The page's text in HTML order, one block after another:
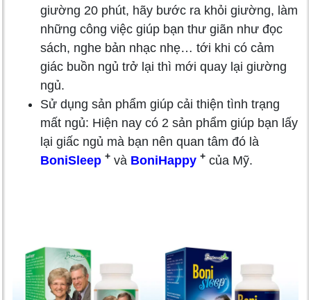
giường 20 phút, hãy bước ra khỏi giường, làm
những công việc giúp bạn thư giãn như đọc
sách, nghe bản nhạc nhẹ… tới khi có cảm
giác buồn ngủ trở lại thì mới quay lại giường
ngủ.
Sử dụng sản phẩm giúp cải thiện tình trạng
mất ngủ: Hiện nay có 2 sản phẩm giúp bạn lấy
lại giấc ngủ mà bạn nên quan tâm đó là
BoniSleep + và BoniHappy + của Mỹ.